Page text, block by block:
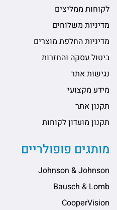
לקוחות ממליצים
מדיניות משלוחים
מדיניות החלפת מוצרים
ביטול עסקה והחזרות
נגישות אתר
מידע מקצועי
תקנון אתר
תקנון מועדון לקוחות
מותגים פופולריים
Johnson & Johnson
Bausch & Lomb
CooperVision